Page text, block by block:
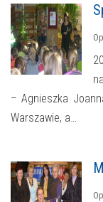
– Agnieszka
Warszawie, a…